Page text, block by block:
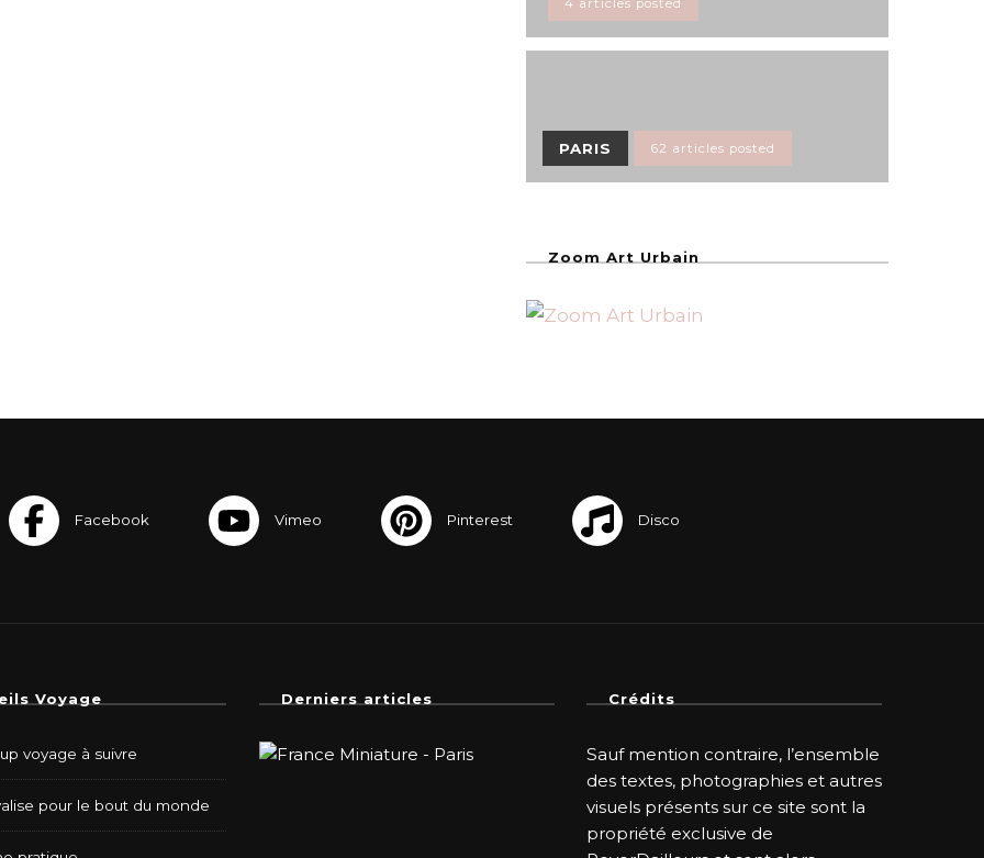
PARIS 62 articles posted
Zoom Art Urbain
Voyage
voyage à suivre
pour le bout du monde
Derniers articles Crédits
Sauf mention contraire, l’ensemble
des textes, photographies et autres
visuels présents sur ce site sont la
propriété exclusive de